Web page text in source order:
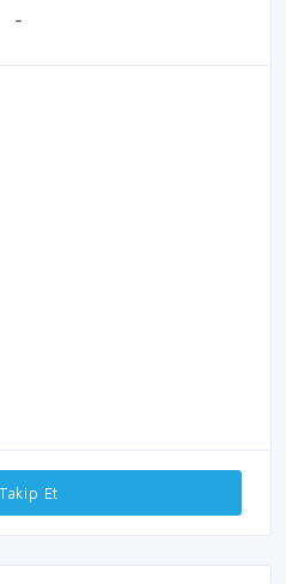
-
Et